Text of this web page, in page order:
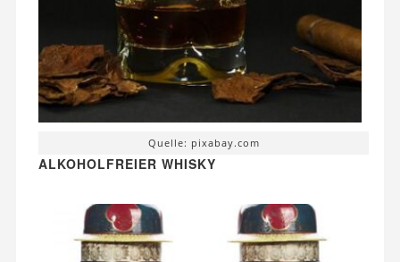
Quelle: pixabay.com
ALKOHOLFREIER WHISKY